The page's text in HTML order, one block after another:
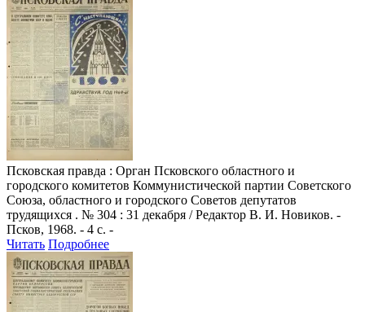
Псковская правда : Орган Псковского областного и
городского комитетов Коммунистической партии Советского
Союза, областного и городского Советов депутатов
трудящихся . № 304 : 31 декабря / Редактор В. И. Новиков. -
Псков, 1968. - 4 с. -
Читать Подробнее